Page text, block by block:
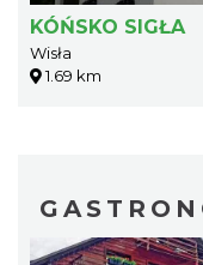
KÓŃSKO SIGŁA
Wisła
1.69 km